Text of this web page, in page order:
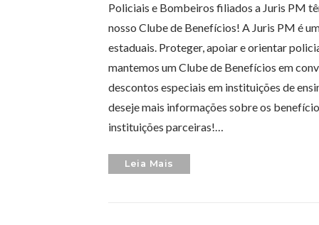
Policiais e Bombeiros filiados a Juris PM
nosso Clube de Benefícios! A Juris PM é
estaduais. Proteger, apoiar e orientar
mantemos um Clube de Benefícios em
descontos especiais em instituições de
deseje mais informações sobre os
instituições parceiras!…
Leia Mais